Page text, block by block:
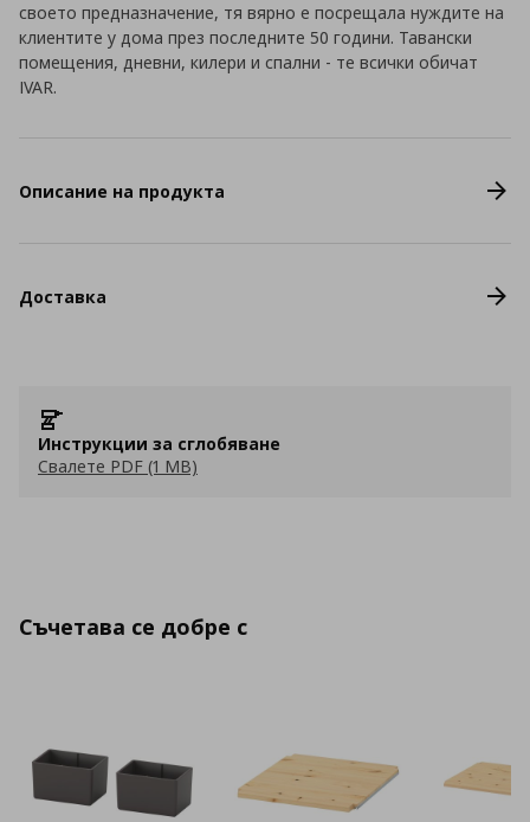
своето предназначение, тя вярно е посрещала нуждите на
клиентите у дома през последните 50 години. Тавански
помещения, дневни, килери и спални - те всички обичат
IVAR.
Описание на продукта
Доставка
Инструкции за сглобяване
Свалете PDF (1 MB)
Съчетава се добре с